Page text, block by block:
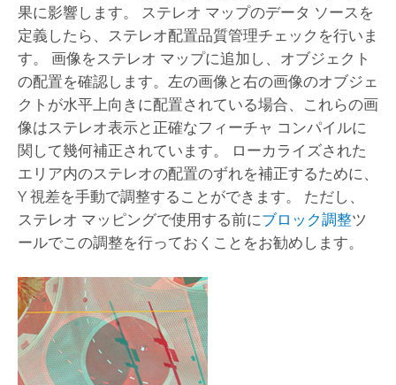
果に影響します。 ステレオ マップのデータ ソースを
定義したら、ステレオ配置品質管理チェックを行いま
す。 画像をステレオ マップに追加し、オブジェクト
の配置を確認します。左の画像と右の画像のオブジェ
クトが水平上向きに配置されている場合、これらの画
像はステレオ表示と正確なフィーチャ コンパイルに
関して幾何補正されています。 ローカライズされた
エリア内のステレオの配置のずれを補正するために、
Y 視差を手動で調整することができます。 ただし、
ステレオ マッピングで使用する前にブロック調整ツ
ールでこの調整を行っておくことをお勧めします。